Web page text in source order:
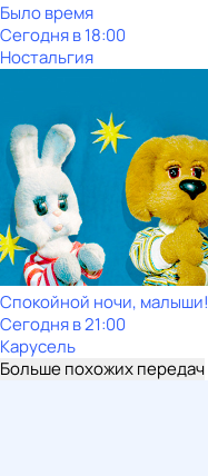
Было время
Сегодня в 18:00
Ностальгия
Спокойной ночи, малыши!
Сегодня в 21:00
Карусель
Больше похожих передач